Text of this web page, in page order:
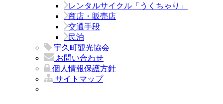
レンタルサイクル「うくちゃり」
商店・販売店
交通手段
民泊
宇久町観光協会
お問い合わせ
個人情報保護方針
サイトマップ